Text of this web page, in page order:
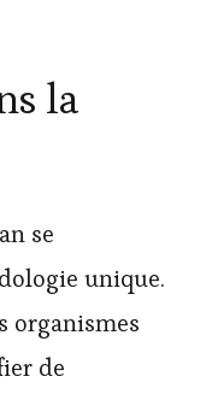
la
se
unique.
organismes
de